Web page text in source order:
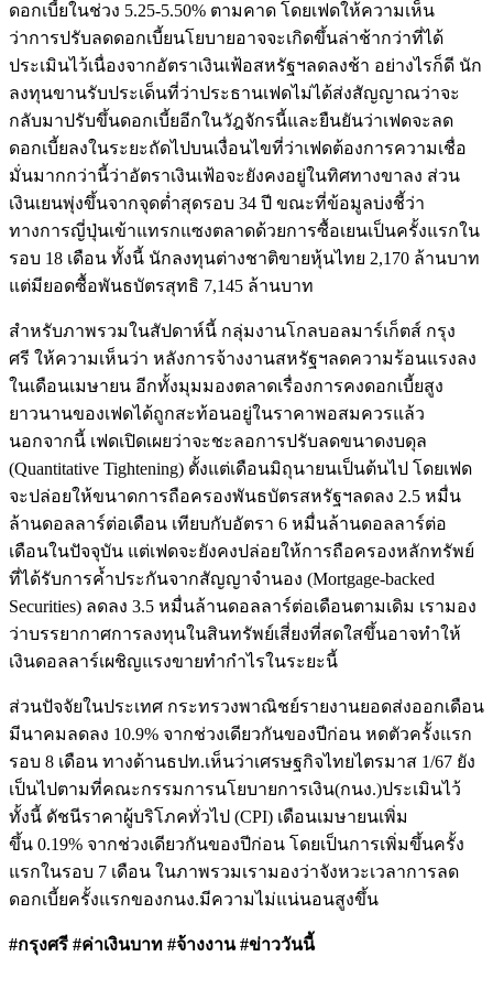
ดอกเบี้ยในช่วง 5.25-5.50% ตามคาด โดยเฟดให้ความเห็น
ว่าการปรับลดดอกเบี้ยนโยบายอาจจะเกิดขึ้นล่าช้ากว่าที่ได้
ประเมินไว้เนื่องจากอัตราเงินเฟ้อสหรัฐฯลดลงช้า อย่างไรก็ดี นัก
ลงทุนขานรับประเด็นที่ว่าประธานเฟดไม่ได้ส่งสัญญาณว่าจะ
กลับมาปรับขึ้นดอกเบี้ยอีกในวัฎจักรนี้และยืนยันว่าเฟดจะลด
ดอกเบี้ยลงในระยะถัดไปบนเงื่อนไขที่ว่าเฟดต้องการความเชื่อ
มั่นมากกว่านี้ว่าอัตราเงินเฟ้อจะยังคงอยู่ในทิศทางขาลง ส่วน
เงินเยนพุ่งขึ้นจากจุดต่ำสุดรอบ 34 ปี ขณะที่ข้อมูลบ่งชี้ว่า
ทางการญี่ปุ่นเข้าแทรกแซงตลาดด้วยการซื้อเยนเป็นครั้งแรกใน
รอบ 18 เดือน ทั้งนี้ นักลงทุนต่างชาติขายหุ้นไทย 2,170 ล้านบาท
แต่มียอดซื้อพันธบัตรสุทธิ 7,145 ล้านบาท
สำหรับภาพรวมในสัปดาห์นี้ กลุ่มงานโกลบอลมาร์เก็ตส์ กรุง
ศรี ให้ความเห็นว่า หลังการจ้างงานสหรัฐฯลดความร้อนแรงลง
ในเดือนเมษายน อีกทั้งมุมมองตลาดเรื่องการคงดอกเบี้ยสูง
ยาวนานของเฟดได้ถูกสะท้อนอยู่ในราคาพอสมควรแล้ว
นอกจากนี้ เฟดเปิดเผยว่าจะชะลอการปรับลดขนาดงบดุล
(Quantitative Tightening) ตั้งแต่เดือนมิถุนายนเป็นต้นไป โดยเฟด
จะปล่อยให้ขนาดการถือครองพันธบัตรสหรัฐฯลดลง 2.5 หมื่น
ล้านดอลลาร์ต่อเดือน เทียบกับอัตรา 6 หมื่นล้านดอลลาร์ต่อ
เดือนในปัจจุบัน แต่เฟดจะยังคงปล่อยให้การถือครองหลักทรัพย์
ที่ได้รับการค้ำประกันจากสัญญาจำนอง (Mortgage-backed
Securities) ลดลง 3.5 หมื่นล้านดอลลาร์ต่อเดือนตามเดิม เรามอง
ว่าบรรยากาศการลงทุนในสินทรัพย์เสี่ยงที่สดใสขึ้นอาจทำให้
เงินดอลลาร์เผชิญแรงขายทำกำไรในระยะนี้
ส่วนปัจจัยในประเทศ กระทรวงพาณิชย์รายงานยอดส่งออกเดือน
มีนาคมลดลง 10.9% จากช่วงเดียวกันของปีก่อน หดตัวครั้งแรก
รอบ 8 เดือน ทางด้านธปท.เห็นว่าเศรษฐกิจไทยไตรมาส 1/67 ยัง
เป็นไปตามที่คณะกรรมการนโยบายการเงิน(กนง.)ประเมินไว้
ทั้งนี้ ดัชนีราคาผู้บริโภคทั่วไป (CPI) เดือนเมษายนเพิ่ม
ขึ้น 0.19% จากช่วงเดียวกันของปีก่อน โดยเป็นการเพิ่มขึ้นครั้ง
แรกในรอบ 7 เดือน ในภาพรวมเรามองว่าจังหวะเวลาการลด
ดอกเบี้ยครั้งแรกของกนง.มีความไม่แน่นอนสูงขึ้น
#กรุงศรี #ค่าเงินบาท #จ้างงาน #ข่าววันนี้